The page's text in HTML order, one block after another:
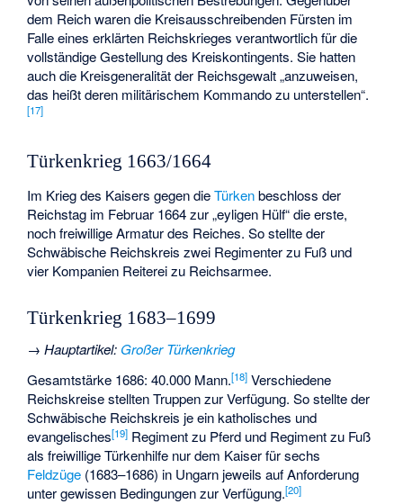
dem Reich waren die Kreisausschreibenden Fürsten im
Falle eines erklärten Reichskrieges verantwortlich für die
vollständige Gestellung des Kreiskontingents. Sie hatten
auch die Kreisgeneralität der Reichsgewalt „anzuweisen,
das heißt deren militärischem Kommando zu unterstellen“.
[17]
Türkenkrieg 1663/1664
Im Krieg des Kaisers gegen dieTürkenbeschloss der
Reichstag im Februar 1664 zur „eyligen Hülf“ die erste,
noch freiwillige Armatur des Reiches. So stellte der
Schwäbische Reichskreis zwei Regimenter zu Fuß und
vier Kompanien Reiterei zu Reichsarmee.
Türkenkrieg 1683–1699
→Hauptartikel: Großer Türkenkrieg
Gesamtstärke 1686: 40.000 Mann.[18] Verschiedene
Reichskreise stellten Truppen zur Verfügung. So stellte der
Schwäbische Reichskreis je ein katholisches und
evangelisches[19] Regiment zu Pferd und Regiment zu Fuß
als freiwillige Türkenhilfe nur dem Kaiser für sechs
Feldzüge (1683–1686) in Ungarn jeweils auf Anforderung
unter gewissen Bedingungen zur Verfügung.[20]